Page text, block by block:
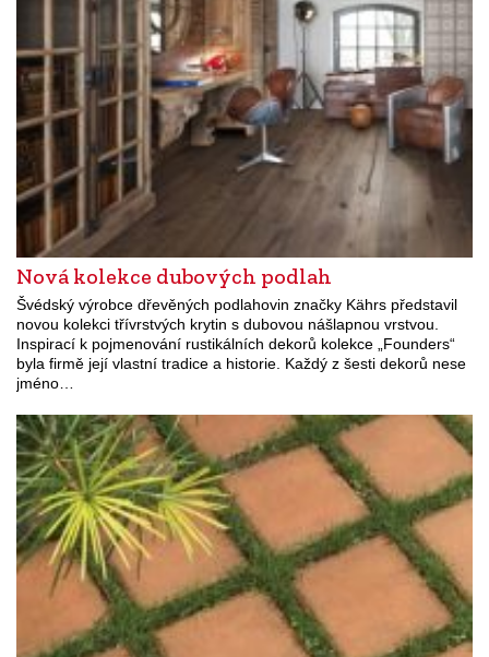
Nová kolekce dubových podlah
Švédský výrobce dřevěných podlahovin značky Kährs představil
novou kolekci třívrstvých krytin s dubovou nášlapnou vrstvou.
Inspirací k pojmenování rustikálních dekorů kolekce „Founders“
byla firmě její vlastní tradice a historie. Každý z šesti dekorů nese
jméno…